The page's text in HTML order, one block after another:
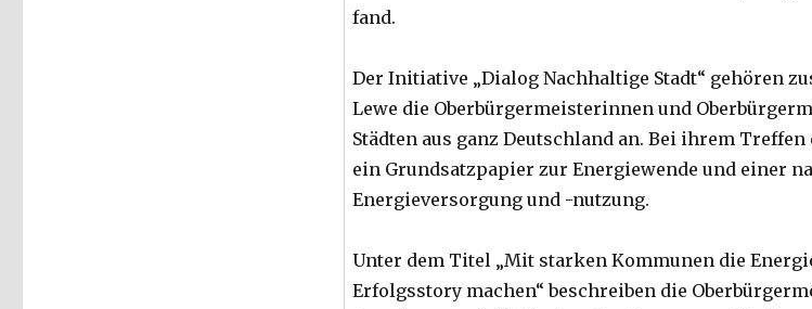
fand.
Der Initiative „Dialog Nachhaltige Stadt“ gehören
Lewe die Oberbürgermeisterinnen und
Städten aus ganz Deutschland an. Bei ihrem
ein Grundsatzpapier zur Energiewende und einer
Energieversorgung und -nutzung.
Unter dem Titel „Mit starken Kommunen die
Erfolgsstory machen“ beschreiben die